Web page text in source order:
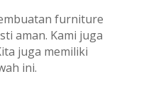
furniture
aman. Kami juga
juga memiliki
ini.